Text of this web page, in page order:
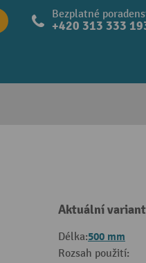
Bezplatné
+420 313 333
Aktuální
Délka:500 mm
Rozsah použití: